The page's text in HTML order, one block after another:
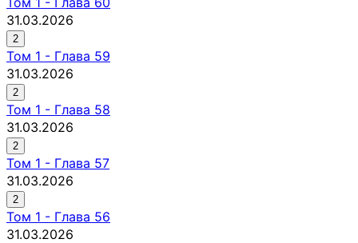
31.03.2026
2
Том 1 - Глава 59
31.03.2026
2
Том 1 - Глава 58
31.03.2026
2
Том 1 - Глава 57
31.03.2026
2
Том 1 - Глава 56
31.03.2026